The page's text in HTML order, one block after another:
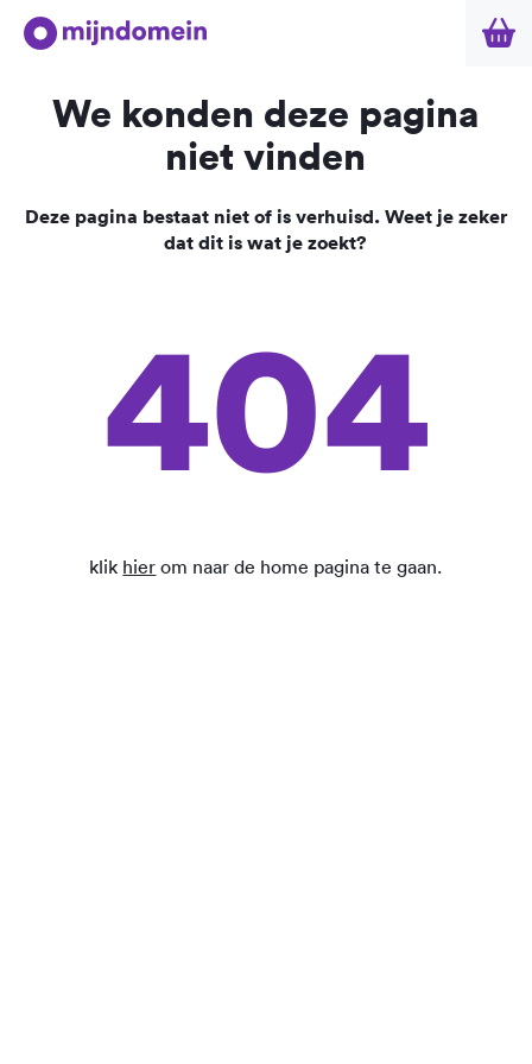
We konden deze pagina
niet vinden
Deze pagina bestaat niet of is verhuisd. Weet je zeker
dat dit is wat je zoekt?
404
klik hier om naar de home pagina te gaan.